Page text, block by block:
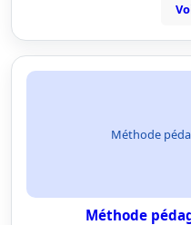
Méthode
Méthode